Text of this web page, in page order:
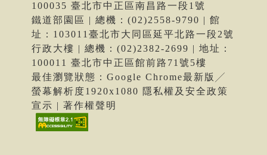
100035 臺北市中正區南昌路一段1號
鐵道部園區 | 總機：(02)2558-9790 | 館
址：103011臺北市大同區延平北路一段2號
行政大樓 | 總機：(02)2382-2699 | 地址：
100011 臺北市中正區館前路71號5樓
最佳瀏覽狀態：Google Chrome最新版╱
螢幕解析度1920x1080 隱私權及安全政策
宣示 | 著作權聲明